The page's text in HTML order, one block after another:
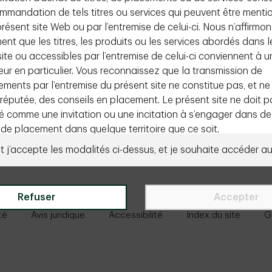
de nous parler directement?Contactez-
Avis juridique Accessibilité Index du site
de tels titres ou services qui peuvent être
site Web ou par l’entremise de celui-ci. Nous
que les titres, les produits ou les services abordés dans
ou accessibles par l’entremise de celui-ci conviennent à
en particulier. Vous reconnaissez que la transmission de
par l’entremise du présent site ne constitue pas, et
des conseils en placement. Le présent site ne doit
comme une invitation ou une incitation à s’engager dans
placement dans quelque territoire que ce soit.
vous informer des lois de votre pays ou qui s’appliquent à
à l’une ou l’autre des questions décrites dans les pages
Si vous choisissez d’accéder à cette section du site,
votre propre initiative et êtes responsable de la conformité
ou internationales applicables.
j’accepte les modalités ci-dessus, et je souhaite accéder
Refuser Accepter